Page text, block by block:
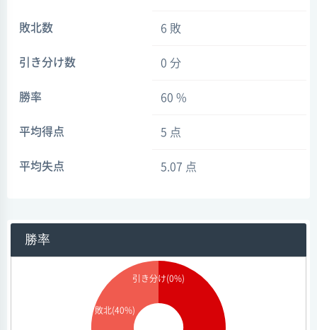
敗北数 6 敗
引き分け数 0 分
勝率 60 %
平均得点 5 点
平均失点 5.07 点
勝率
敗北(40%)
引き分け(0%)